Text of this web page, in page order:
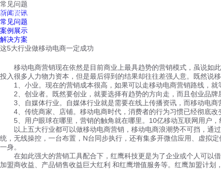
红鹰工作手机
常见问题
新闻资讯
常见问题
案例展示
解决方案
这5大行业做移动电商一定成功
移动电商营销现在依然是目前商业上最具趋势的营销模式，虽说如
投入很多人力物力资本，但是最后得到的结果却往往差强人意。既然说
1、 小业。现在的营销成本很高，如果可以走移动电商营销路线，
2、 创业者。既然要创业，就要选择有趋势的方向走，而且创业品
3、 自媒体行业。自媒体行业就是需要在线上传播资讯，而移动电
4、 传统商家、店铺。移动电商时代，消费者的行为习惯已经彻底
5、 用户眼球在哪里，营销的触角就在哪里。 10亿移动互联网用户
以上五大行业都可以做移动电商营销，移动电商浪潮势不可挡，通
统，无线操控，一台布置， N台同步执行，还有集多开微信应用、虚拟
一身。
在如此强大的营销工具配合下，红鹰科技更是为了企业或个人可以
加盟商收益、产品销售收益巨大红利 和红鹰增值服务等。红鹰加盟计